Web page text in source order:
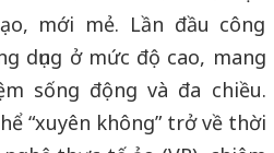
mới mẻ. Lần đầu công
dụng ở mức độ cao, mang
sống động và đa chiều.
“xuyên không” trở về thời